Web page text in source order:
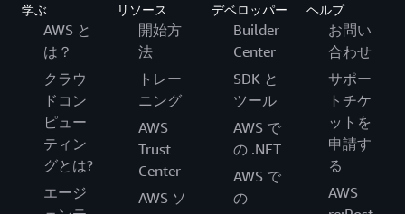
学ぶ
AWS と
は？
クラウ
ドコン
ピュー
ティン
グとは?
エージ
リソース
開始方
法
トレー
ニング
AWS
Trust
Center
AWS ソ
デベロッパー
Builder
Center
SDK と
ツール
AWS で
の .NET
AWS で
の
ヘルプ
お問い
合わせ
サポー
トチケ
ットを
申請す
る
AWS